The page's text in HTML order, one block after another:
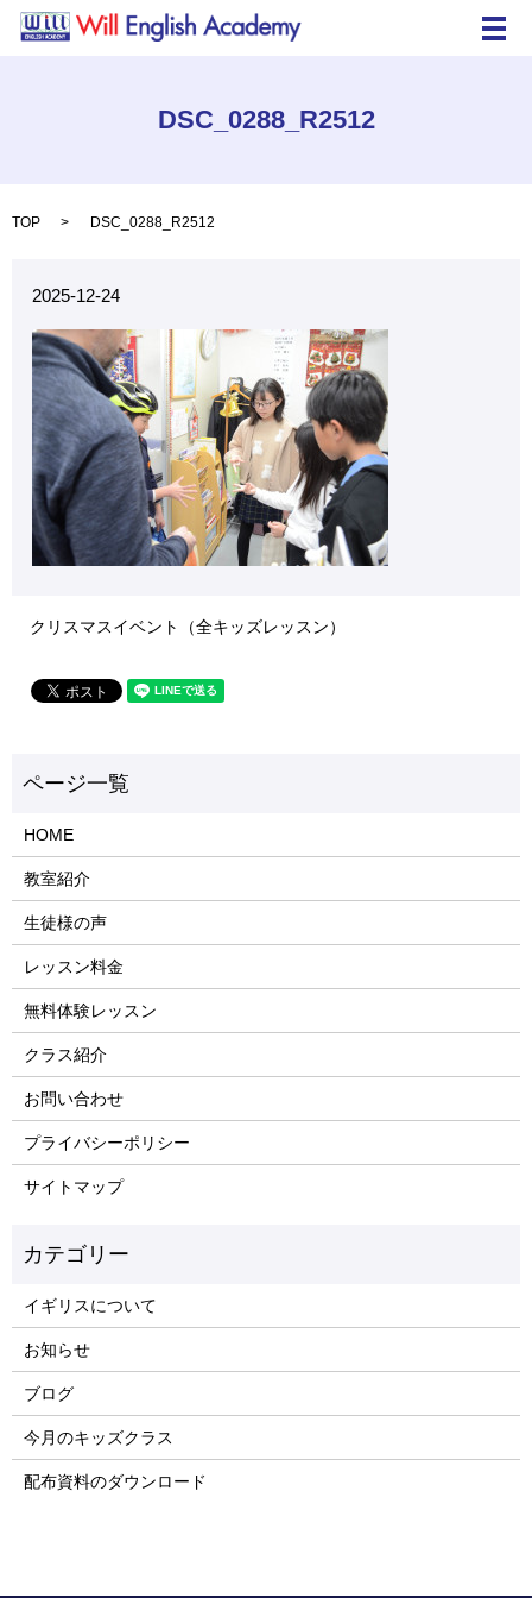
メ
DSC_0288_R2512
TOP DSC_0288_R2512
2025-12-24
クリスマスイベント（全キッズレッスン）
HOME
教室紹介
生徒様の声
レッスン料金
無料体験レッスン
クラス紹介
お問い合わせ
プライバシーポリシー
サイトマップ
イギリスについて
お知らせ
ブログ
今月のキッズクラス
配布資料のダウンロード